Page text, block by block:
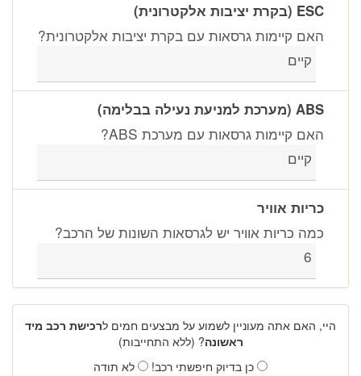
ESC (בקרת יציבות אלקטרונית)
האם קיימות גרסאות עם בקרת יציבות אלקטרונית?
קיים
ABS (מערכת למניעת נעילה בבלימה)
האם קיימות גרסאות עם מערכת ABS?
קיים
כריות אוויר
כמה כריות אוויר יש לגרסאות השונות של הרכב?
6
היי, האם אתה מעוניין לשמוע על מבצעים חמים לרכישת רכב מיד
ראשונה? (ללא התחייבות)
כן בדיוק חיפשתי רכב!
לא תודה